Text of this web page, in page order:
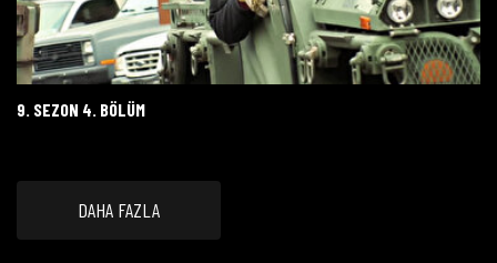
9. SEZON 4. BÖLÜM
DAHA FAZLA